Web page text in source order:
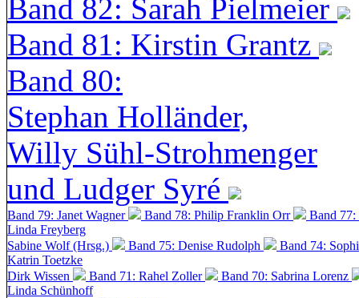
Band 82: Sarah Pielmeier
Band 81: Kirstin Grantz
Band 80:
Stephan Holländer,
Willy Sühl-Strohmenger
und Ludger Syré
Band 79: Janet Wagner Band 78: Philip Franklin Orr
Band
Linda Freyberg
Sabine Wolf (Hrsg.)
Band 75: Denise Rudolph
Band 74:
Katrin Toetzke
Dirk Wissen
Band 71: Rahel Zoller
Band 70: Sabrina Lorenz
Linda Schünhoff